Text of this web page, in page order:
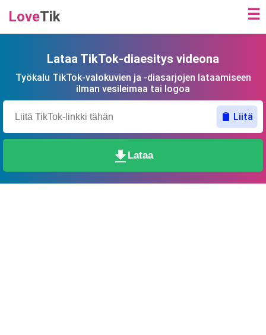
LoveTik ☰
Lataa TikTok-diaesitys videona
Työkalu TikTok-valokuvien ja -diasarjojen lataamiseen
ilman vesileimaa tai logoa
Liitä
Lataa